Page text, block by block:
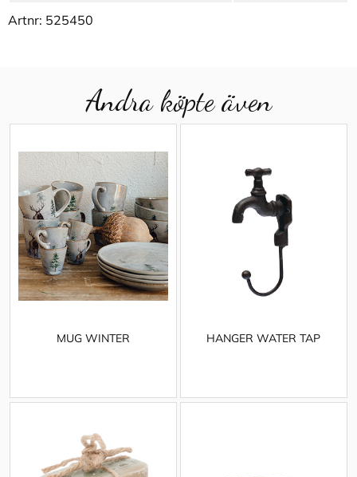
Artnr: 525450
Andra köpte även
MUG WINTER HANGER WATER TAP